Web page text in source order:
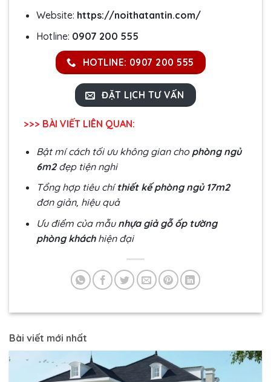
Website: https://noithatantin.com/
Hotline: 0907 200 555
HOTLINE: 0907 200 555
ĐẶT LỊCH TƯ VẤN
>>> BÀI VIẾT LIÊN QUAN:
Bật mí cách tối ưu không gian cho phòng ngủ
6m2đẹp tiện nghi
Tổng hợp tiêu chíthiết kế phòng ngủ 17m2
đơn giản, hiệu quả
Ưu điểm của mẫu nhựa giả gỗ ốp tường
phòng khách hiện đại
Bài viết mới nhất